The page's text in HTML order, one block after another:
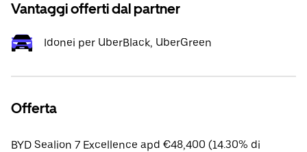
Vantaggi offerti dal partner
Idonei per UberBlack, UberGreen
Offerta
BYD Sealion 7 Excellence apd €48,400 (14.30% di